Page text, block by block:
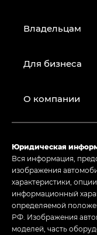
Владельцам
Для бизнеса
О компании
Юридическая
Вся информация,
изображения
характеристики,
информационный
определяемой
РФ. Изображения
моделей, часть